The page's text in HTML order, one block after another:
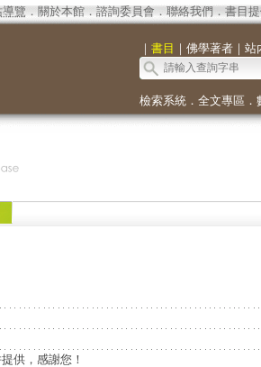
覽 ． 關於本館． 諮詢委員會． 聯絡我們 ． 書目
｜ 書目 ｜ 佛學著者｜ 站
檢索系統． 全文專區 ．
供，感謝您！